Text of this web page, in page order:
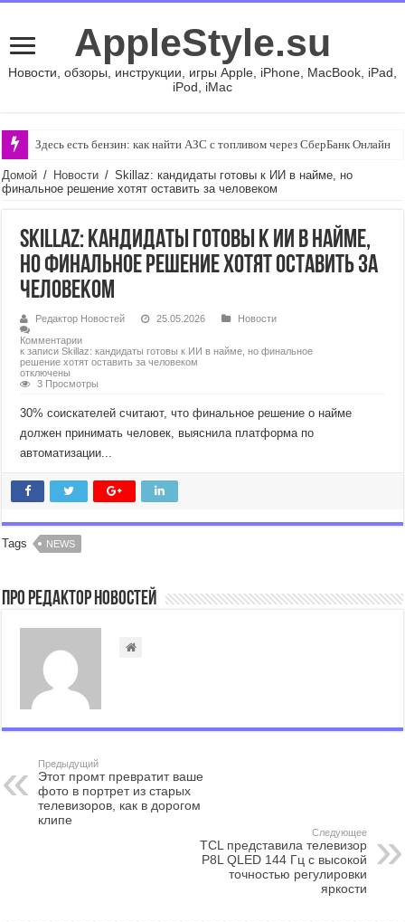
AppleStyle.su
Новости, обзоры, инструкции, игры Apple, iPhone, MacBook, iPad,
iPod, iMac
Здесь есть бензин: как найти АЗС с топливом через СберБанк Онлайн
Домой / Новости / Skillaz: кандидаты готовы к ИИ в найме, но
финальное решение хотят оставить за человеком
Skillaz: кандидаты готовы к ИИ в найме,
но финальное решение хотят оставить за
человеком
Редактор Новостей 25.05.2026
Новости
Комментарии
к записи Skillaz: кандидаты готовы к ИИ в найме, но финальное
решение хотят оставить за человеком
отключены
3 Просмотры
30% соискателей считают, что финальное решение о найме
должен принимать человек, выяснила платформа по
автоматизации...
Tags NEWS
Про Редактор Новостей
Предыдущий
Этот промт превратит ваше
фото в портрет из старых
телевизоров, как в дорогом
клипе
Следующее
TCL представила телевизор
P8L QLED 144 Гц с высокой
точностью регулировки
яркости